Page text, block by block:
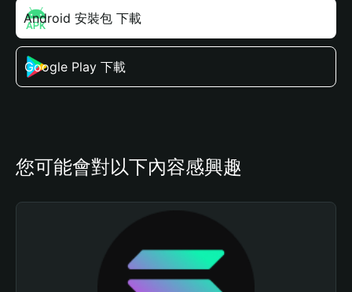
Android 安裝包 下載
Google Play 下載
您可能會對以下內容感興趣